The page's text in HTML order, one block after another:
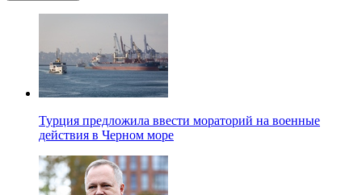
Турция предложила ввести мораторий на военные
действия в Черном море